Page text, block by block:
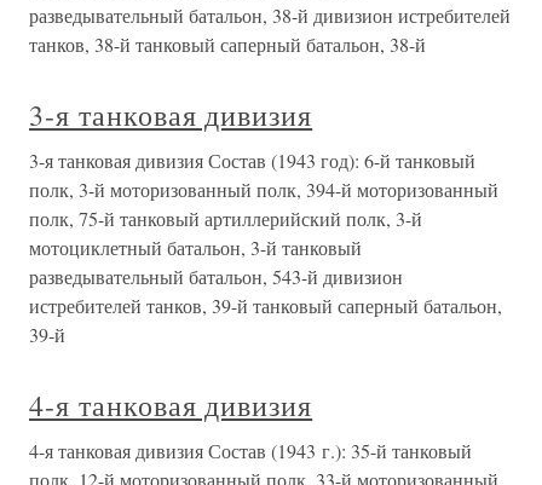
разведывательный батальон, 38-й дивизион истребителей
танков, 38-й танковый саперный батальон, 38-й
3-я танковая дивизия
3-я танковая дивизия Состав (1943 год): 6-й танковый
полк, 3-й моторизованный полк, 394-й моторизованный
полк, 75-й танковый артиллерийский полк, 3-й
мотоциклетный батальон, 3-й танковый
разведывательный батальон, 543-й дивизион
истребителей танков, 39-й танковый саперный батальон,
39-й
4-я танковая дивизия
4-я танковая дивизия Состав (1943 г.): 35-й танковый
полк, 12-й моторизованный полк, 33-й моторизованный